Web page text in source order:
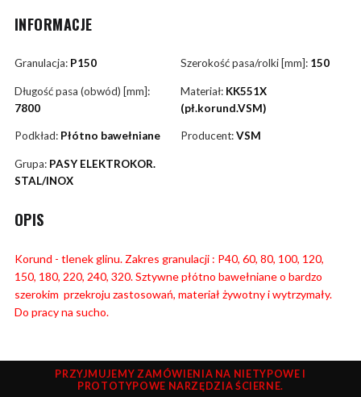
INFORMACJE
Granulacja: P150 Szerokość pasa/rolki [mm]: 150
Długość pasa (obwód) [mm]:
7800
Materiał: KK551X
(pł.korund.VSM)
Podkład: Płótno bawełniane Producent:VSM
Grupa: PASY ELEKTROKOR.
STAL/INOX
OPIS
Korund - tlenek glinu. Zakres granulacji : P40, 60, 80, 100, 120,
150, 180, 220, 240, 320. Sztywne płótno bawełniane o bardzo
szerokim przekroju zastosowań, materiał żywotny i wytrzymały.
Do pracy na sucho.
PRZYJMUJEMY ZAMÓWIENIA NA NIETYPOWE I
PROTOTYPOWE NARZĘDZIA ŚCIERNE.